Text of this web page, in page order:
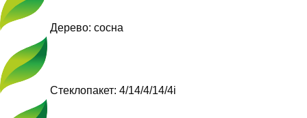
Дерево: сосна
Стеклопакет: 4/14/4/14/4i